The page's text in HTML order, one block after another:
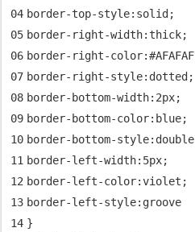
04 border-top-style: solid ;
05 border-right-width: thick;
06 border-right-color:#AFAFAF
07 border-right-style: dotted ;
08 border-bottom-width: 2px;
09 border-bottom-color: blue;
10 border-bottom-style: double
11 border-left-width: 5px;
12 border-left-color:violet;
13 border-left-style: groove
14 }